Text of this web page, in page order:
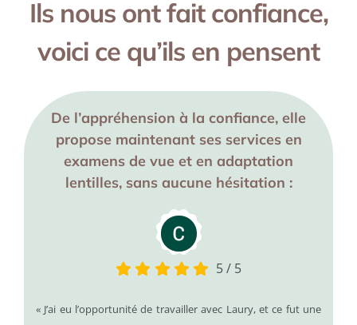
Ils nous ont fait confiance,
voici ce qu’ils en pensent
De l’appréhension à la confiance, elle
propose maintenant ses services en
examens de vue et en adaptation
lentilles, sans aucune hésitation :
5/ 5
« J’ai eu l’opportunité de travailler avec Laury, et ce fut une